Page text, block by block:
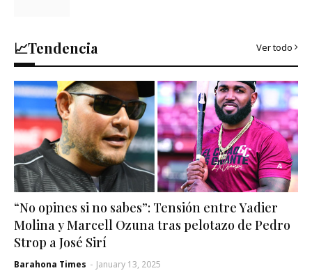
📈Tendencia Ver todo
“No opines si no sabes”: Tensión entre Yadier
Molina y Marcell Ozuna tras pelotazo de Pedro
Strop a José Sirí
Barahona Times - January 13, 2025